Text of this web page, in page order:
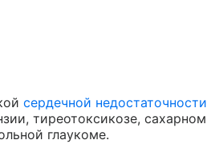
сердечной недостаточности
тиреотоксикозе, сахарном
глаукоме.